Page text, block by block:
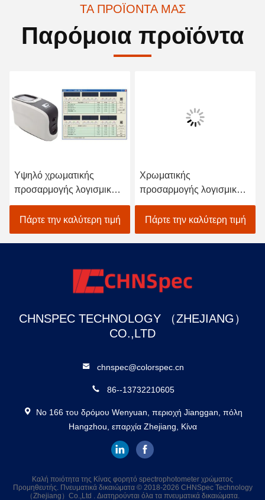
ΤΑ ΠΡΟΪΌΝΤΑ ΜΑΣ
Παρόμοια προϊόντα
Υψηλό χρωματικής
προσαρμογής λογισμικό
ακρίβειας που παίρνει τις
ηλεκτρονικές τιμές
δειγμάτων
Πάρτε την καλύτερη τιμή
Χρωματικής
προσαρμογής λογισμικό
μελανιού εκτύπωσης με
Spectrophotometer για τη
συνταγή χρώματος
Πάρτε την καλύτερη τιμή
CHNSPEC TECHNOLOGY （ZHEJIANG）
CO.,LTD
chnspec@colorspec.cn
86--13732210605
Νο 166 του δρόμου Wenyuan, περιοχή Jianggan, πόλη
Hangzhou, επαρχία Zhejiang, Κίνα
Καλή ποιότητα της Κίνας φορητό spectrophotometer χρώματος
Προμηθευτής. Πνευματικά δικαιώματα © 2018-2026 CHNSpec Technology
（Zhejiang）Co.,Ltd . Διατηρούνται όλα τα πνευματικά δικαιώματα.